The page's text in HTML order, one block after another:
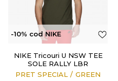
-10% cod NIKE
NIKE Tricouri U NSW TEE
SOLE RALLY LBR
PRET SPECIAL
GREEN